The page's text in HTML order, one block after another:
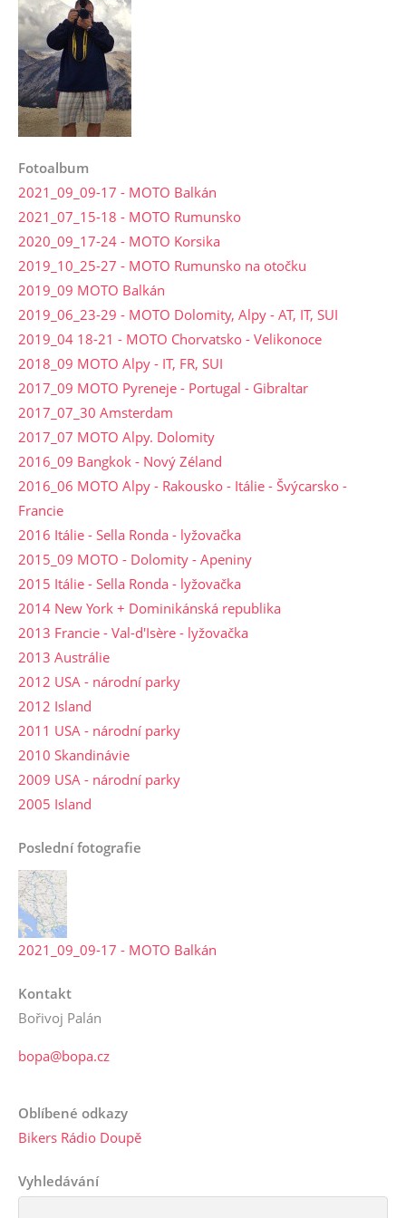
Fotoalbum
2021_09_09-17 - MOTO Balkán
2021_07_15-18 - MOTO Rumunsko
2020_09_17-24 - MOTO Korsika
2019_10_25-27 - MOTO Rumunsko na otočku
2019_09 MOTO Balkán
2019_06_23-29 - MOTO Dolomity, Alpy - AT, IT, SUI
2019_04 18-21 - MOTO Chorvatsko - Velikonoce
2018_09 MOTO Alpy - IT, FR, SUI
2017_09 MOTO Pyreneje - Portugal - Gibraltar
2017_07_30 Amsterdam
2017_07 MOTO Alpy. Dolomity
2016_09 Bangkok - Nový Zéland
2016_06 MOTO Alpy - Rakousko - Itálie - Švýcarsko -
Francie
2016 Itálie - Sella Ronda - lyžovačka
2015_09 MOTO - Dolomity - Apeniny
2015 Itálie - Sella Ronda - lyžovačka
2014 New York + Dominikánská republika
2013 Francie - Val-d'Isère - lyžovačka
2013 Austrálie
2012 USA - národní parky
2012 Island
2011 USA - národní parky
2010 Skandinávie
2009 USA - národní parky
2005 Island
Poslední fotografie
2021_09_09-17 - MOTO Balkán
Kontakt
Bořivoj Palán
bopa@bopa.cz
Oblíbené odkazy
Bikers Rádio Doupě
Vyhledávání